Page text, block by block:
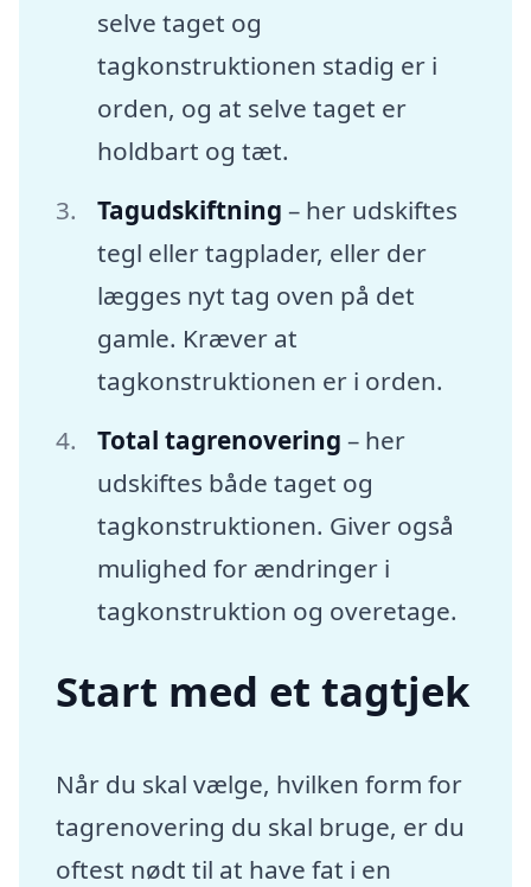
selve taget og
tagkonstruktionen stadig er i
orden, og at selve taget er
holdbart og tæt.
Tagudskiftning – her udskiftes
tegl eller tagplader, eller der
lægges nyt tag oven på det
gamle. Kræver at
tagkonstruktionen er i orden.
Total tagrenovering – her
udskiftes både taget og
tagkonstruktionen. Giver også
mulighed for ændringer i
tagkonstruktion og overetage.
Start med et tagtjek
Når du skal vælge, hvilken form for
tagrenovering du skal bruge, er du
oftest nødt til at have fat i en